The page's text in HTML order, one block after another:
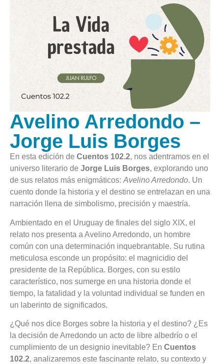
Avelino Arredondo –
Jorge Luis Borges
En esta edición de Cuentos 102.2, nos adentramos en el
universo literario de Jorge Luis Borges, explorando uno
de sus relatos más enigmáticos:Avelino Arredondo. Un
cuento donde la historia y el destino se entrelazan en una
narración llena de simbolismo, precisión y maestría.
Ambientado en el Uruguay de finales del siglo XIX, el
relato nos presenta a Avelino Arredondo, un hombre
común con una determinación inquebrantable. Su rutina
meticulosa esconde un propósito: el magnicidio del
presidente de la República. Borges, con su estilo
característico, nos sumerge en una historia donde el
tiempo, la fatalidad y la voluntad individual se funden en
un laberinto de significados.
¿Qué nos dice Borges sobre la historia y el destino? ¿Es
la decisión de Arredondo un acto de libre albedrío o el
cumplimiento de un designio inevitable? En Cuentos
102.2, analizaremos este fascinante relato, su contexto y